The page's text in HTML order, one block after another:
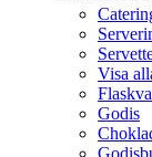
Visa
Godis